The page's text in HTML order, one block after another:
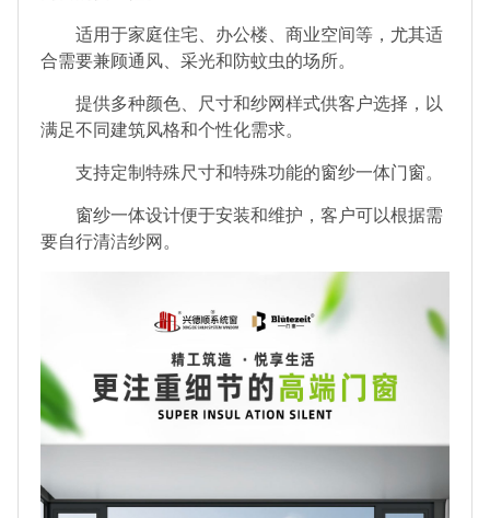
适用于家庭住宅、办公楼、商业空间等，尤其适
合需要兼顾通风、采光和防蚊虫的场所。
提供多种颜色、尺寸和纱网样式供客户选择，以
满足不同建筑风格和个性化需求。
支持定制特殊尺寸和特殊功能的窗纱一体门窗。
窗纱一体设计便于安装和维护，客户可以根据需
要自行清洁纱网。